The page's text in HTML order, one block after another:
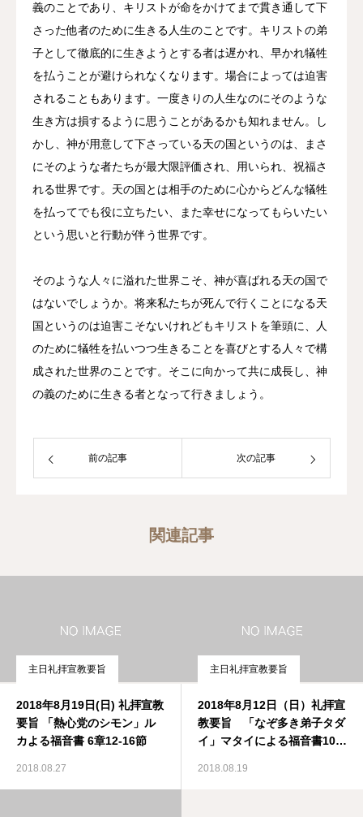
義のことであり、キリストが命をかけてまで貫き通して下
さった他者のために生きる人生のことです。キリストの弟
子として徹底的に生きようとする者は遅かれ、早かれ犠牲
を払うことが避けられなくなります。場合によっては迫害
されることもあります。一度きりの人生なのにそのような
生き方は損するように思うことがあるかも知れません。し
かし、神が用意して下さっている天の国というのは、まさ
にそのような者たちが最大限評価され、用いられ、祝福さ
れる世界です。天の国とは相手のために心からどんな犠牲
を払ってでも役に立ちたい、また幸せになってもらいたい
という思いと行動が伴う世界です。
そのような人々に溢れた世界こそ、神が喜ばれる天の国で
はないでしょうか。将来私たちが死んで行くことになる天
国というのは迫害こそないけれどもキリストを筆頭に、人
のために犠牲を払いつつ生きることを喜びとする人々で構
成された世界のことです。そこに向かって共に成長し、神
の義のために生きる者となって行きましょう。
前の記事 次の記事
関連記事
主日礼拝宣教要旨
2018年8月19日(日) 礼拝宣教
要旨 「熱心党のシモン」ル
カよる福音書 6章12-16節
2018.08.27
主日礼拝宣教要旨
2018年8月12日（日）礼拝宣
教要旨 「なぞ多き弟子タダ
イ」マタイによる福音書10章
2018.08.19